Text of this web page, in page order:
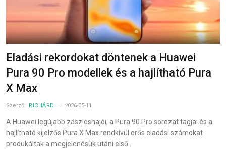
Eladási rekordokat döntenek a Huawei
Pura 90 Pro modellek és a hajlítható Pura
X Max
Szerző: RICHÁRD 2026-05-11
A Huawei legújabb zászlóshajói, a Pura 90 Pro sorozat tagjai és a
hajlítható kijelzős Pura X Max rendkívül erős eladási számokat
produkáltak a megjelenésük utáni első…